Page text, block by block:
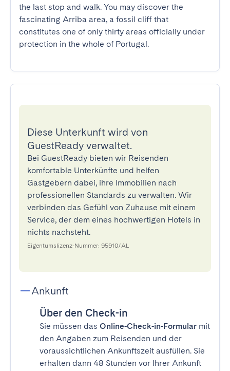
the last stop and walk. You may discover the
fascinating Arriba area, a fossil cliff that
constitutes one of only thirty areas officially under
protection in the whole of Portugal.
Diese Unterkunft wird von
GuestReady verwaltet.
Bei GuestReady bieten wir Reisenden
komfortable Unterkünfte und helfen
Gastgebern dabei, ihre Immobilien nach
professionellen Standards zu verwalten. Wir
verbinden das Gefühl von Zuhause mit einem
Service, der dem eines hochwertigen Hotels in
nichts nachsteht.
Eigentumslizenz-Nummer: 95910/AL
Ankunft
Über den Check-in
Sie müssen das Online-Check-in-Formular mit
den Angaben zum Reisenden und der
voraussichtlichen Ankunftszeit ausfüllen. Sie
erhalten dann 48 Stunden vor Ihrer Ankunft